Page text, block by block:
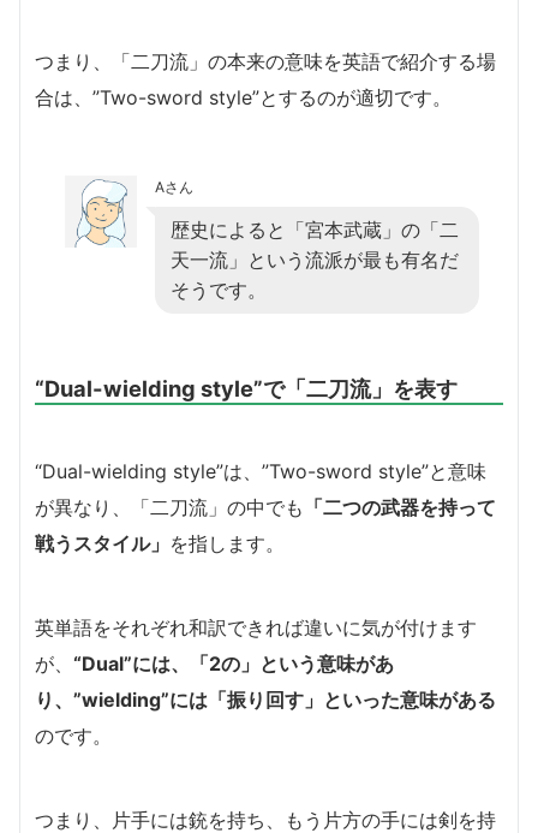
つまり、「二刀流」の本来の意味を英語で紹介する場
合は、”Two-sword style”とするのが適切です。
Aさん
歴史によると「宮本武蔵」の「二
天一流」という流派が最も有名だ
そうです。
“Dual-wielding style”で「二刀流」を表す
“Dual-wielding style”は、”Two-sword style”と意味
が異なり、「二刀流」の中でも 「二つの武器を持って
戦うスタイル」 を指します。
英単語をそれぞれ和訳できれば違いに気が付けます
が、 “Dual”には、「2の」という意味があ
り、”wielding”には「振り回す」といった意味がある
のです。
つまり、片手には銃を持ち、もう片方の手には剣を持